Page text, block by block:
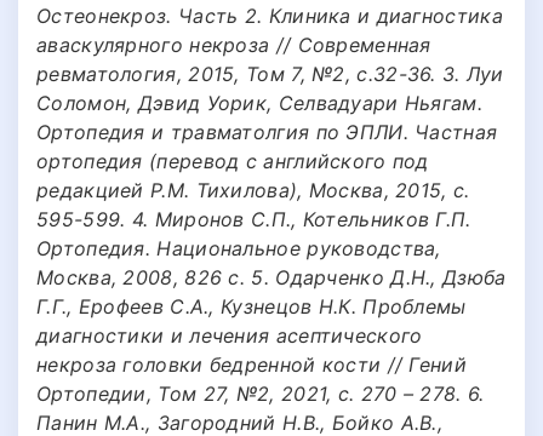
Остеонекроз. Часть 2. Клиника и диагностика
аваскулярного некроза // Современная
ревматология, 2015, Том 7, №2, с.32-36. 3. Луи
Соломон, Дэвид Уорик, Селвадуари Ньягам.
Ортопедия и травматолгия по ЭПЛИ. Частная
ортопедия (перевод с английского под
редакцией Р.М. Тихилова), Москва, 2015, с.
595-599. 4. Миронов С.П., Котельников Г.П.
Ортопедия. Национальное руководства,
Москва, 2008, 826 с. 5. Одарченко Д.Н., Дзюба
Г.Г., Ерофеев С.А., Кузнецов Н.К. Проблемы
диагностики и лечения асептического
некроза головки бедренной кости // Гений
Ортопедии, Том 27, №2, 2021, с. 270 – 278. 6.
Панин М.А., Загородний Н.В., Бойко А.В.,